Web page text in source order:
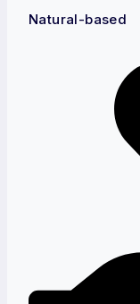
Natural-based